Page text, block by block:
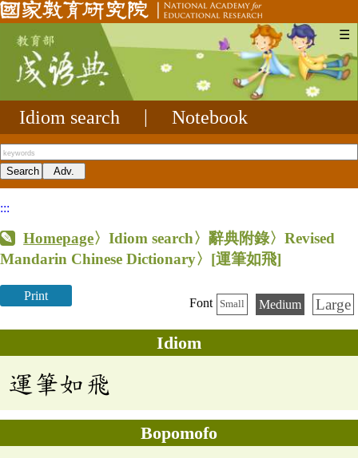
☰
Idiom search Notebook
:::
Homepage〉Idiom search〉辭典附錄〉Revised
Mandarin Chinese Dictionary〉 [運筆如飛]
Print
Font Small Medium Large
Idiom
運筆如飛
Bopomofo